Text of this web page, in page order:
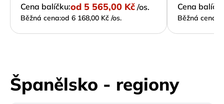
Cena balíčku:od 5 565,00 Kč /os.
Běžná cena:od 6 168,00 Kč /os.
Cena
Běžná cena:
Španělsko - regiony